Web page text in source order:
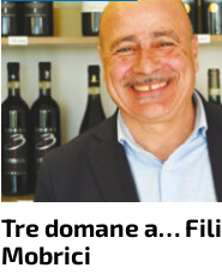
Tre domane a…
Mobrici